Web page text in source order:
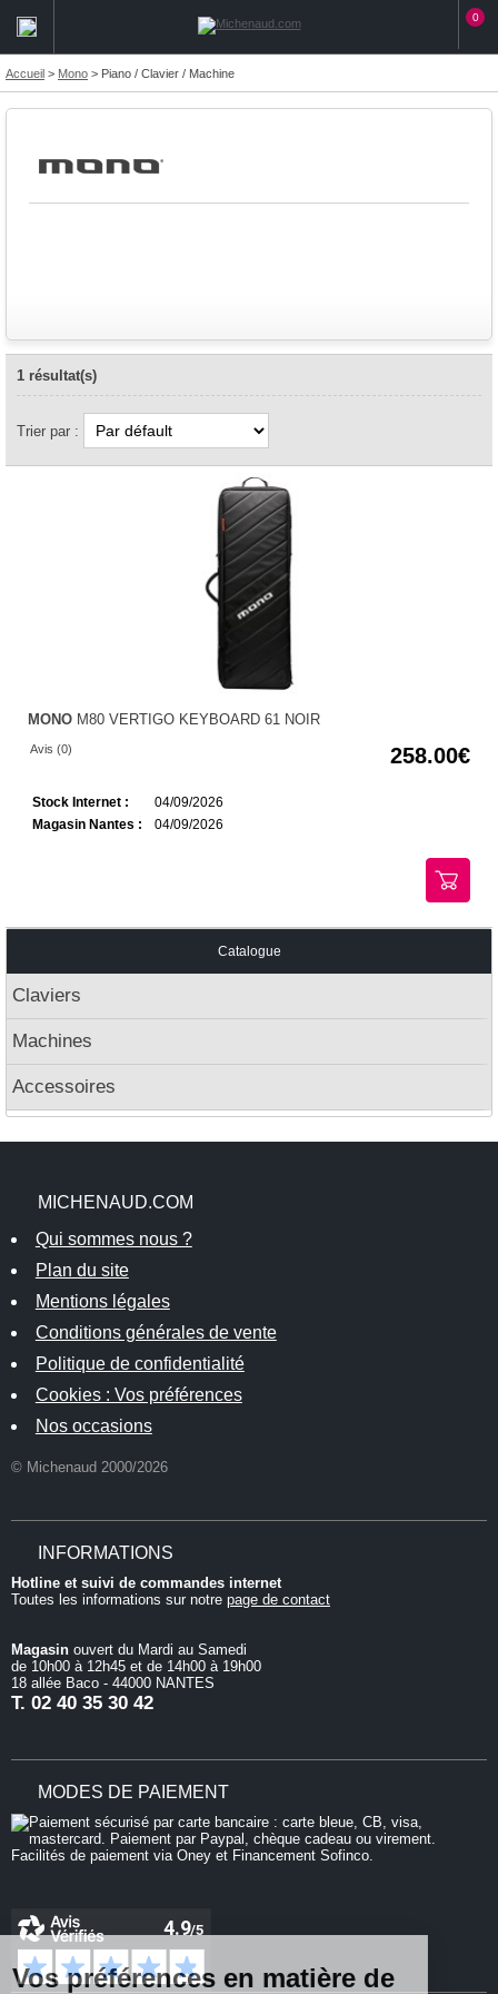
Vos préférences en matière de
0
Accueil > Mono > Piano / Clavier / Machine
1 résultat(s)
Trier par :
MONO M80 VERTIGO KEYBOARD 61 NOIR
Avis (0) 258.00
Stock Internet :
04/09/2026
Magasin Nantes :
04/09/2026
Catalogue
Claviers
Machines
Accessoires
MICHENAUD.COM
Qui sommes nous ?
Plan du site
Mentions légales
Conditions générales de vente
Politique de confidentialité
Cookies : Vos préférences
Nos occasions
© Michenaud 2000/2026
INFORMATIONS
Hotline et suivi de commandes internet
Toutes les informations sur notre page de contact
Magasin ouvert du Mardi au Samedi
de 10h00 à 12h45 et de 14h00 à 19h00
18 allée Baco - 44000 NANTES
T. 02 40 35 30 42
MODES DE PAIEMENT